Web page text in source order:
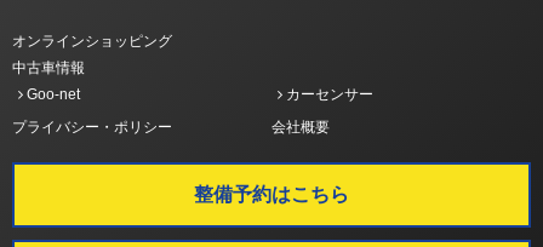
オンラインショッピング
中古車情報
Goo-net
カーセンサー
プライバシー・ポリシー
会社概要
整備予約はこちら